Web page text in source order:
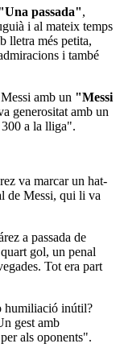
passada",
i al mateix temps
lletra més petita,
i també
amb un "Messi
generositat amb un
a la lliga".
va marcar un hat-
de Messi, qui li va
a passada de
gol, un penal
Tot era part
humiliació inútil?
gest amb
als oponents".